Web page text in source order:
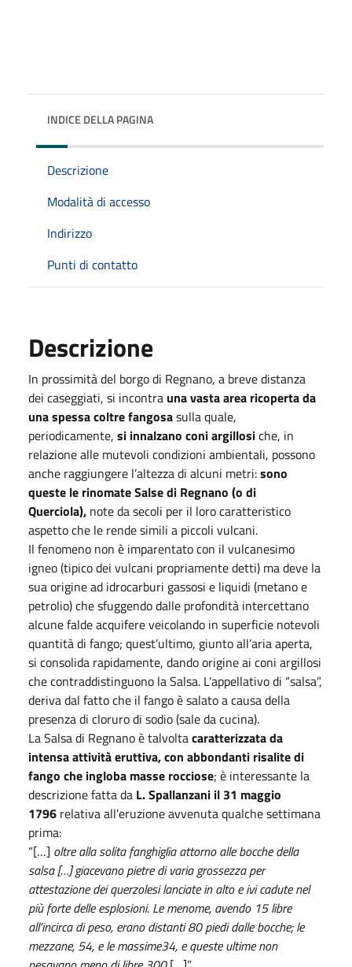
INDICE DELLA PAGINA
Descrizione
Modalità di accesso
Indirizzo
Punti di contatto
Descrizione
In prossimità del borgo di Regnano, a breve distanza
dei caseggiati, si incontra una vasta area ricoperta da
una spessa coltre fangosasulla quale,
periodicamente, si innalzano coni argillosiche, in
relazione alle mutevoli condizioni ambientali, possono
anche raggiungere l’altezza di alcuni metri:sono
queste le rinomate Salse di Regnano (o di
Querciola), note da secoli per il loro caratteristico
aspetto che le rende simili a piccoli vulcani.
Il fenomeno non è imparentato con il vulcanesimo
igneo (tipico dei vulcani propriamente detti) ma deve la
sua origine ad idrocarburi gassosi e liquidi (metano e
petrolio) che sfuggendo dalle profondità intercettano
alcune falde acquifere veicolando in superficie notevoli
quantità di fango; quest’ultimo, giunto all’aria aperta,
si consolida rapidamente, dando origine ai coni argillosi
che contraddistinguono la Salsa. L’appellativo di “salsa”,
deriva dal fatto che il fango è salato a causa della
presenza di cloruro di sodio (sale da cucina).
La Salsa di Regnano è talvoltacaratterizzata da
intensa attività eruttiva, con abbondanti risalite di
fango che ingloba masse rocciose; è interessante la
descrizione fatta da L. Spallanzani il 31 maggio
1796 relativa all’eruzione avvenuta qualche settimana
prima:
“[…] oltre alla solita fanghiglia attorno alle bocche della
salsa […] giacevano pietre di varia grossezza per
attestazione dei querzolesi lanciate in alto e ivi cadute nel
più forte delle esplosioni. Le menome, avendo 15 libre
all’incirca di peso, erano distanti 80 piedi dalle bocche; le
mezzane, 54, e le massime34, e queste ultime non